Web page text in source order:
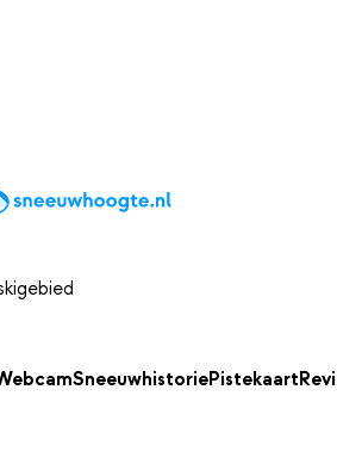
Kaarten
SneeuwhistoriePistekaart